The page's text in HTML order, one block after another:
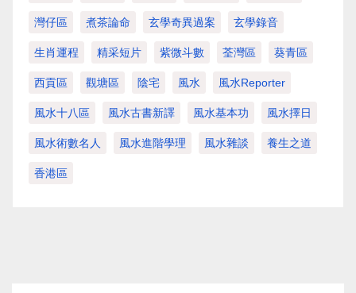
灣仔區 煮茶論命 玄學奇異過案 玄學錄音
生肖運程 精采短片 紫微斗數 荃灣區 葵青區
西貢區 觀塘區 陰宅 風水 風水Reporter
風水十八區 風水古書新譯 風水基本功 風水擇日
風水術數名人 風水進階學理 風水雜談 養生之道
香港區